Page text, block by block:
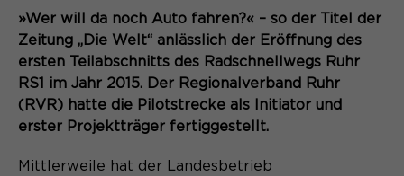
»Wer will da noch Auto fahren?« – so der Titel der
Zeitung „Die Welt“ anlässlich der Eröffnung des
ersten Teilabschnitts des Radschnellwegs Ruhr
RS1 im Jahr 2015. Der Regionalverband Ruhr
(RVR) hatte die Pilotstrecke als Initiator und
erster Projektträger fertiggestellt.
Mittlerweile hat der Landesbetrieb